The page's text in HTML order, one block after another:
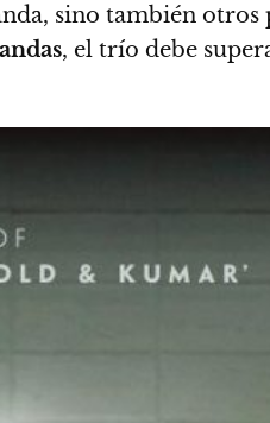
sino también
, el trío debe